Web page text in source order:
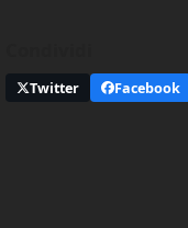
Twitter Facebook